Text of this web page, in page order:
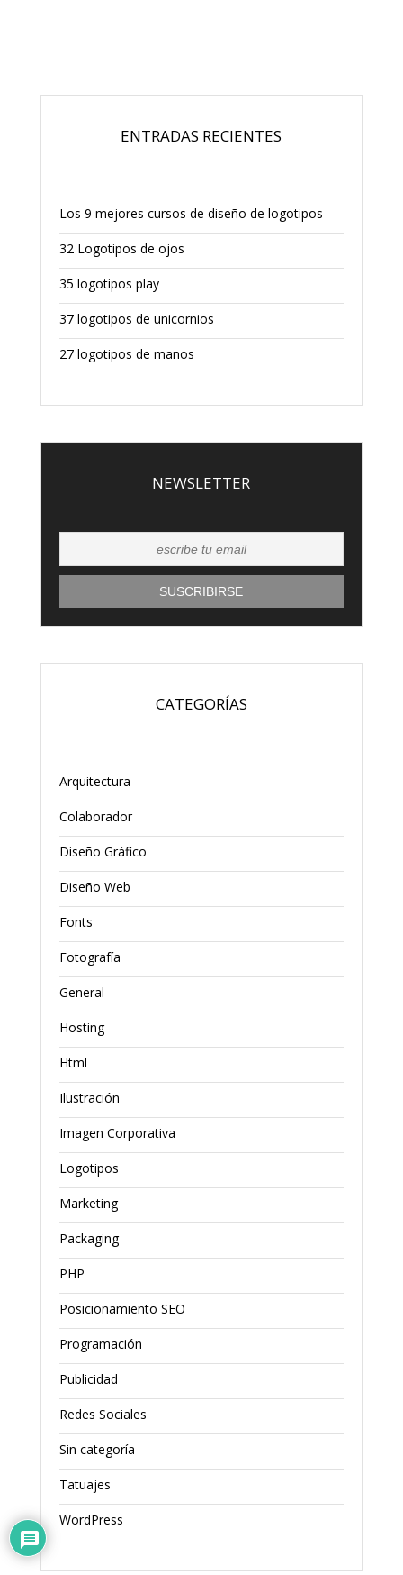
ENTRADAS RECIENTES
Los 9 mejores cursos de diseño de logotipos
32 Logotipos de ojos
35 logotipos play
37 logotipos de unicornios
27 logotipos de manos
NEWSLETTER
CATEGORÍAS
Arquitectura
Colaborador
Diseño Gráfico
Diseño Web
Fonts
Fotografía
General
Hosting
Html
Ilustración
Imagen Corporativa
Logotipos
Marketing
Packaging
PHP
Posicionamiento SEO
Programación
Publicidad
Redes Sociales
Sin categoría
Tatuajes
WordPress